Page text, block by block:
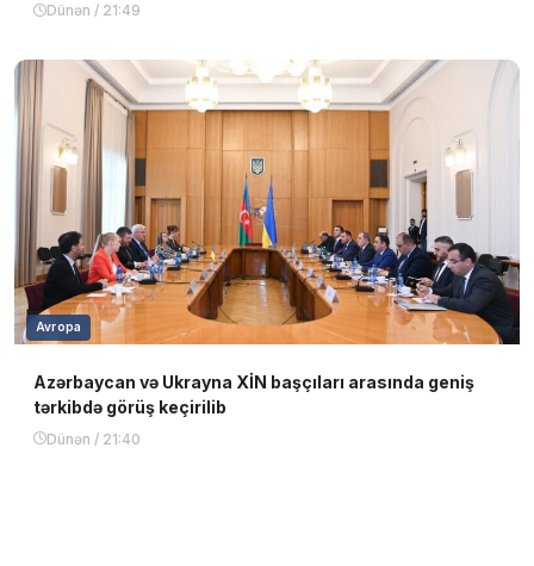
Dünən / 21:49
Avropa
Azərbaycan və Ukrayna XİN başçıları arasında geniş
tərkibdə görüş keçirilib
Dünən / 21:40